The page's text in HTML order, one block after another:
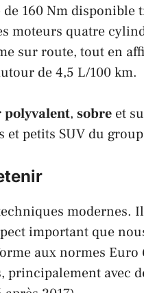
160 Nm disponible
moteurs quatre
sur route, tout en
de 4,5 L/100 km.
polyvalent, sobre et
petits SUV du
modernes.
important que
aux normes Euro
avec